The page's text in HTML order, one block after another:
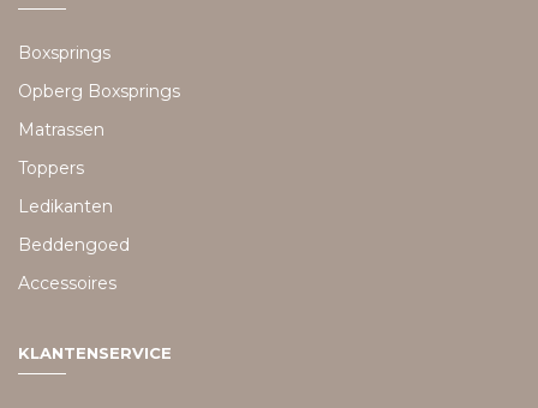
Boxsprings
Opberg Boxsprings
Matrassen
Toppers
Ledikanten
Beddengoed
Accessoires
KLANTENSERVICE